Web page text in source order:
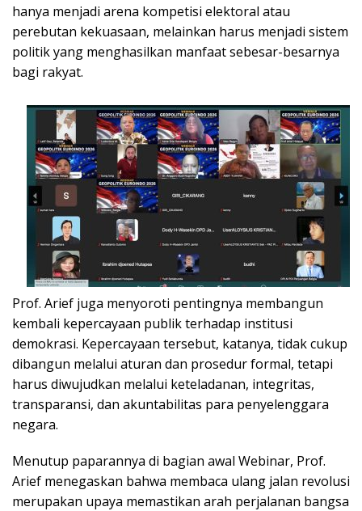
hanya menjadi arena kompetisi elektoral atau
perebutan kekuasaan, melainkan harus menjadi sistem
politik yang menghasilkan manfaat sebesar-besarnya
bagi rakyat.
Prof. Arief juga menyoroti pentingnya membangun
kembali kepercayaan publik terhadap institusi
demokrasi. Kepercayaan tersebut, katanya, tidak cukup
dibangun melalui aturan dan prosedur formal, tetapi
harus diwujudkan melalui keteladanan, integritas,
transparansi, dan akuntabilitas para penyelenggara
negara.
Menutup paparannya di bagian awal Webinar, Prof.
Arief menegaskan bahwa membaca ulang jalan revolusi
merupakan upaya memastikan arah perjalanan bangsa